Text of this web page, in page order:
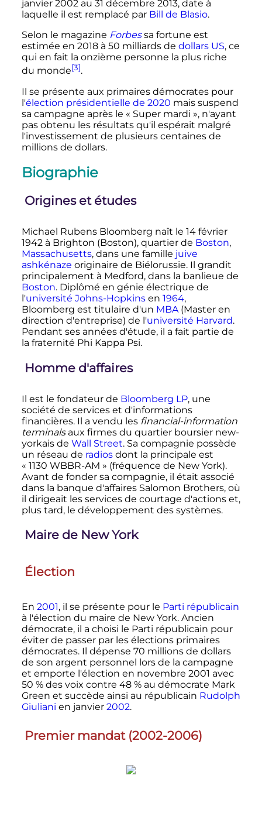
janvier 2002au 31 décembre 2013, date à
laquelle il est remplacé par Bill de Blasio.
Selon le magazine Forbessa fortune est
estimée en 2018 à 50 milliards de dollars US, ce
qui en fait la onzième personne la plus riche
du monde[3].
Il se présente aux primaires démocrates pour
l'élection présidentielle de 2020 mais suspend
sa campagne après le « Super mardi », n'ayant
pas obtenu les résultats qu'il espérait malgré
l'investissement de plusieurs centaines de
millions de dollars.
Biographie
Origines et études
Michael Rubens Bloomberg naît le 14 février
1942à Brighton (Boston), quartier de Boston,
Massachusetts, dans une famille juive
ashkénaze originaire de Biélorussie. Il grandit
principalement à Medford, dans la banlieue de
Boston. Diplômé en génie électrique de
l'université Johns-Hopkinsen 1964,
Bloomberg est titulaire d'un MBA(Master en
direction d'entreprise) de l'université Harvard.
Pendant ses années d'étude, il a fait partie de
la fraternité Phi Kappa Psi.
Homme d'affaires
Il est le fondateur de Bloomberg LP, une
société de services et d'informations
financières. Il a vendu les financial-information
terminalsaux firmes du quartier boursier new-
yorkais de Wall Street. Sa compagnie possède
un réseau de radiosdont la principale est
« 1130 WBBR-AM » (fréquence de New York).
Avant de fonder sa compagnie, il était associé
dans la banque d'affaires Salomon Brothers, où
il dirigeait les services de courtage d'actions et,
plus tard, le développement des systèmes.
Maire de New York
Élection
En 2001, il se présente pour le Parti républicain
à l'élection du maire de New York. Ancien
démocrate, il a choisi le Parti républicain pour
éviter de passer par les élections primaires
démocrates. Il dépense 70 millionsde dollars
de son argent personnel lors de la campagne
et emporte l'élection en novembre 2001 avec
50 % des voix contre 48 % au démocrate Mark
Green et succède ainsi au républicain Rudolph
Giuliani en janvier 2002.
Premier mandat (2002-2006)